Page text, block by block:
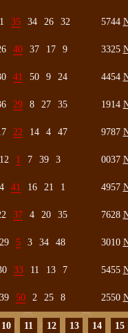
35 34 26 32 5744
40 37 17 9 3325
41 50 9 24 4454
29 8 27 35 1914
22 14 4 47 9787
12 1 7 39 3 0037
4 41 16 21 1 4957
37 4 20 35 7628
29 5 3 34 48 3010
33 11 13 7 5455
39 50 2 25 8 2550
10 11 12 13 14 15